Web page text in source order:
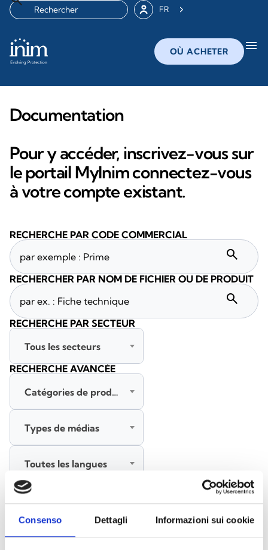
Consenso Dettagli Informazioni sui cookie
FR
OÙ ACHETER menu
Documentation
Pour y accéder, inscrivez-vous sur
le portail MyInim connectez-vous
à votre compte existant.
Documents(6992)
RECHERCHE PAR CODE COMMERCIAL
search
RECHERCHER PAR NOM DE FICHIER OU DE PRODUIT
search
RECHERCHE PAR SECTEUR
Tous les secteurs
RECHERCHE AVANCÉE
Catégories de produits
Types de médias
Toutes les langues
RECHERCHER
EFFACER LES FILTRES